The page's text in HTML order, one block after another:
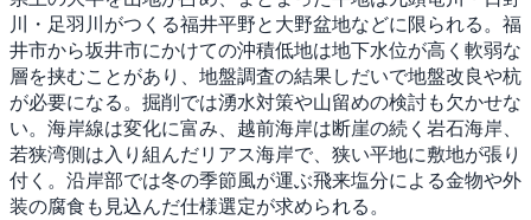
川・足羽川がつくる福井平野と大野盆地などに限られる。福
井市から坂井市にかけての沖積低地は地下水位が高く軟弱な
層を挟むことがあり、地盤調査の結果しだいで地盤改良や杭
が必要になる。掘削では湧水対策や山留めの検討も欠かせな
い。海岸線は変化に富み、越前海岸は断崖の続く岩石海岸、
若狭湾側は入り組んだリアス海岸で、狭い平地に敷地が張り
付く。沿岸部では冬の季節風が運ぶ飛来塩分による金物や外
装の腐食も見込んだ仕様選定が求められる。